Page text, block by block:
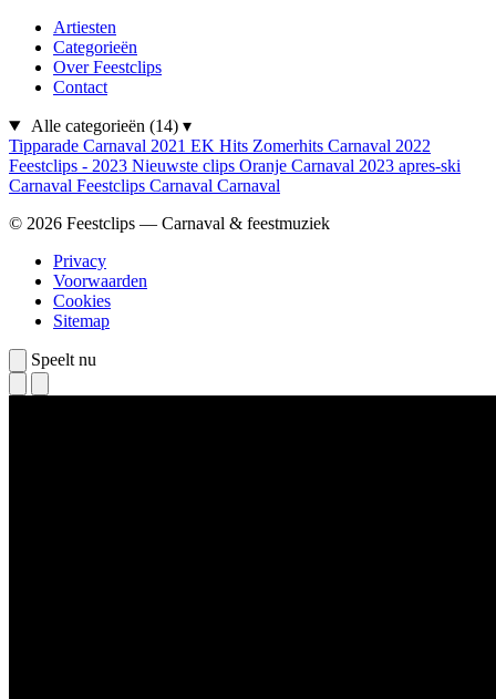
Artiesten
Categorieën
Over Feestclips
Contact
Alle categorieën (14) ▾
Tipparade Carnaval 2021 EK Hits Zomerhits Carnaval 2022
Feestclips - 2023 Nieuwste clips Oranje Carnaval 2023 apres-ski
Carnaval Feestclips Carnaval Carnaval
© 2026 Feestclips — Carnaval & feestmuziek
Privacy
Voorwaarden
Cookies
Sitemap
Speelt nu